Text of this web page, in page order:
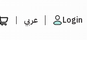
عربي Login